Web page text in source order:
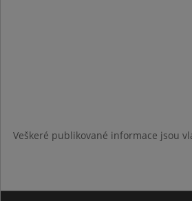
Veškeré publikované informace jsou